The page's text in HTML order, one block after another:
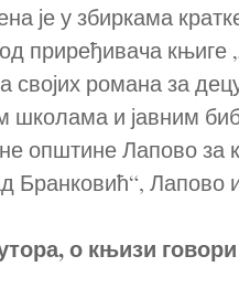
је у збиркама
приређивача књиге
својих романа за
школама и јавним
општине Лапово за
Бранковић“, Лапово
о књизи